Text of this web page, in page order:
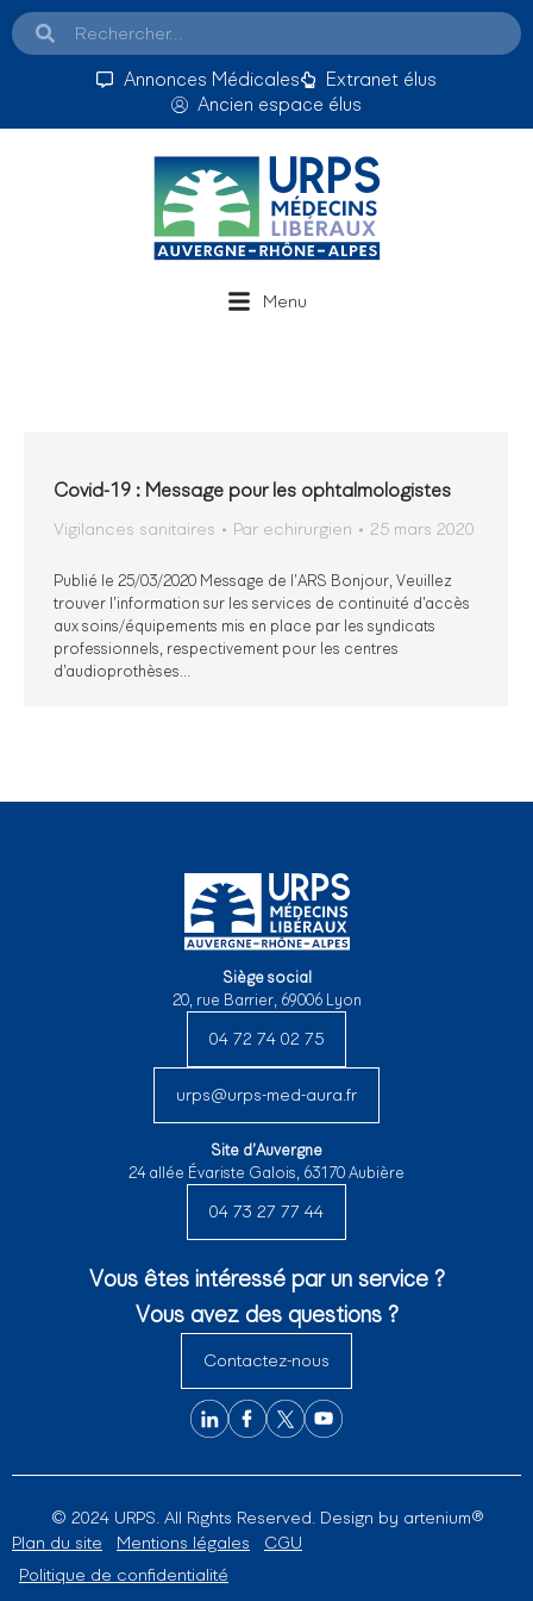
Annonces Médicales
Extranet élus
Ancien espace élus
Menu
Covid-19 : Message pour les ophtalmologistes
Vigilances sanitaires Par echirurgien 25 mars 2020
Publié le 25/03/2020 Message de l’ARS Bonjour, Veuillez
trouver l’information sur les services de continuité d’accès
aux soins/équipements mis en place par les syndicats
professionnels, respectivement pour les centres
d’audioprothèses…
Siège social
20, rue Barrier, 69006 Lyon
04 72 74 02 75
urps@urps-med-aura.fr
Site d’Auvergne
24 allée Évariste Galois, 63170 Aubière
04 73 27 77 44
Vous êtes intéressé par un service ?
Vous avez des questions ?
Contactez-nous
© 2024 URPS. All Rights Reserved. Design by artenium®
Plan du site
Mentions légales
CGU
Politique de confidentialité